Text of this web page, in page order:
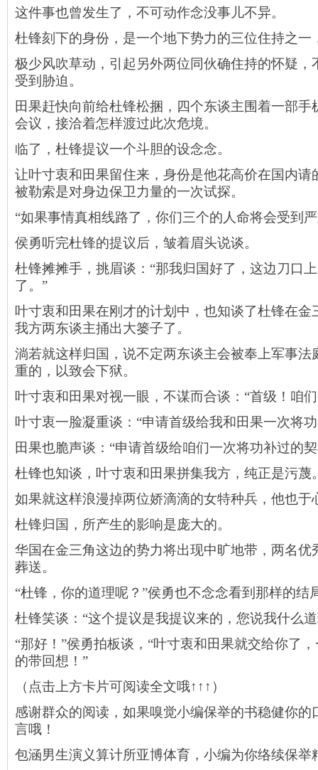
这件事也曾发生了，不可动作念没事儿不异。
杜锋刻下的身份，是一个地下势力的三位住持之一
极少风吹草动，引起另外两位同伙确住持的怀疑，
受到胁迫。
田果赶快向前给杜锋松捆，四个东谈主围着一部
会议，接洽着怎样渡过此次危境。
临了，杜锋提议一个斗胆的设念念。
让叶寸衷和田果留住来，身份是他花高价在国内请
被勒索是对身边保卫力量的一次试探。
“如果事情真相线路了，你们三个的人命将会受到
侯勇听完杜锋的提议后，皱着眉头说谈。
杜锋摊摊手，挑眉谈：“那我归国好了，这边刀口
了。”
叶寸衷和田果在刚才的计划中，也知谈了杜锋在
我方两东谈主捅出大篓子了。
淌若就这样归国，说不定两东谈主会被奉上军事法
重的，以致会下狱。
叶寸衷和田果对视一眼，不谋而合谈：“首级！咱
叶寸衷一脸凝重谈：“申请首级给我和田果一次将
田果也脆声谈：“申请首级给咱们一次将功补过的
杜锋也知谈，叶寸衷和田果拼集我方，纯正是污蔑
如果就这样浪漫掉两位娇滴滴的女特种兵，他也于
杜锋归国，所产生的影响是庞大的。
华国在金三角这边的势力将出现中旷地带，两名优
葬送。
“杜锋，你的道理呢？”侯勇也不念念看到那样的结
杜锋笑谈：“这个提议是我提议来的，您说我什么
“那好！”侯勇拍板谈，“叶寸衷和田果就交给你了
的带回想！”
（点击上方卡片可阅读全文哦↑↑↑）
感谢群众的阅读，如果嗅觉小编保举的书稳健你的
言哦！
包涵男生演义算计所亚博体育，小编为你络续保举